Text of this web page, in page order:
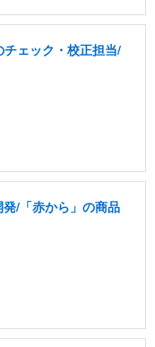
ェック・校正担当/
/「赤から」の商品